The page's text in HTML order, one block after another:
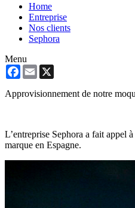
Home
Entreprise
Nos clients
Sephora
Menu
Facebook
Email
Approvisionnement de notre
L’entreprise Sephora a fait appel à
marque en Espagne.